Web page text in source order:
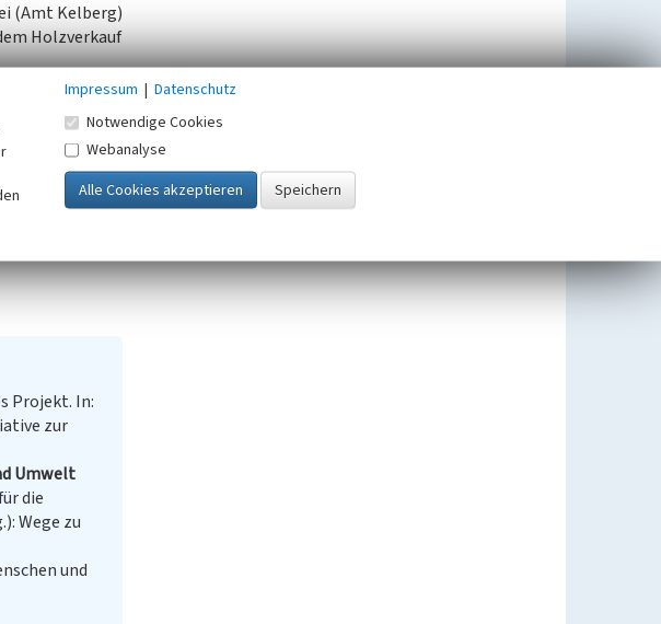
(Amt Kelberg)
Holzverkauf
und mit
Heute ist
zugehörige
Projekt. In:
zur
Umwelt
die
Wege zu
und
Impressum | Datenschutz
Notwendige Cookies
Webanalyse